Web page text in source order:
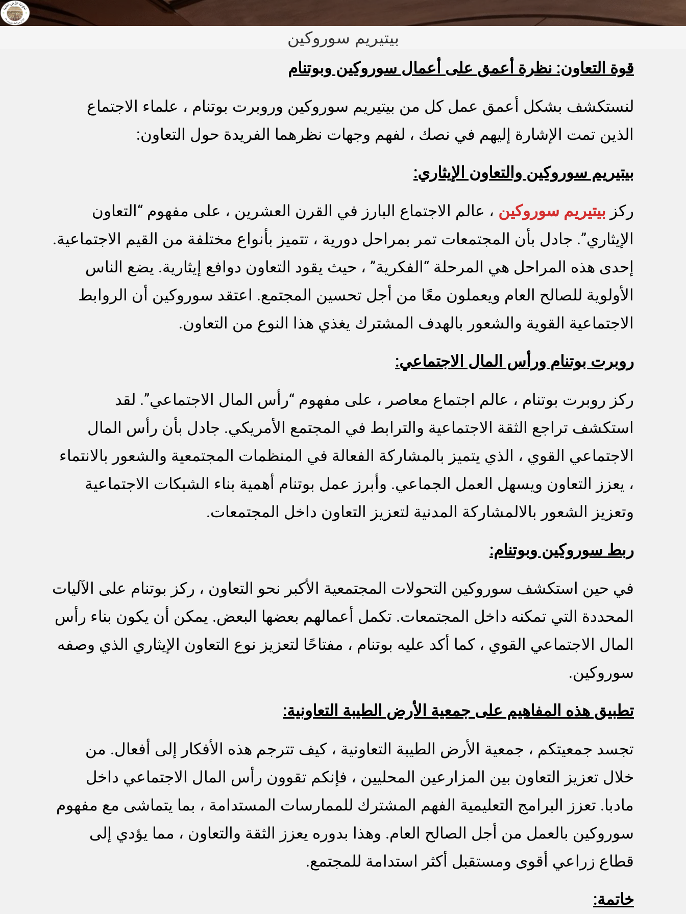
بيتيريم سوروكين
قوة التعاون: نظرة أعمق على أعمال سوروكين وبوتنام
لنستكشف بشكل أعمق عمل كل من بيتيريم سوروكين وروبرت بوتنام ، علماء الاجتماع
الذين تمت الإشارة إليهم في نصك ، لفهم وجهات نظرهما الفريدة حول التعاون:
بيتيريم سوروكين والتعاون الإيثاري:
ركز بيتيريم سوروكين ، عالم الاجتماع البارز في القرن العشرين ، على مفهوم “التعاون
الإيثاري”. جادل بأن المجتمعات تمر بمراحل دورية ، تتميز بأنواع مختلفة من القيم الاجتماعية.
إحدى هذه المراحل هي المرحلة “الفكرية” ، حيث يقود التعاون دوافع إيثارية. يضع الناس
الأولوية للصالح العام ويعملون معًا من أجل تحسين المجتمع. اعتقد سوروكين أن الروابط
الاجتماعية القوية والشعور بالهدف المشترك يغذي هذا النوع من التعاون.
روبرت بوتنام ورأس المال الاجتماعي:
ركز روبرت بوتنام ، عالم اجتماع معاصر ، على مفهوم “رأس المال الاجتماعي”. لقد
استكشف تراجع الثقة الاجتماعية والترابط في المجتمع الأمريكي. جادل بأن رأس المال
الاجتماعي القوي ، الذي يتميز بالمشاركة الفعالة في المنظمات المجتمعية والشعور بالانتماء
، يعزز التعاون ويسهل العمل الجماعي. وأبرز عمل بوتنام أهمية بناء الشبكات الاجتماعية
وتعزيز الشعور بالالمشاركة المدنية لتعزيز التعاون داخل المجتمعات.
ربط سوروكين وبوتنام:
في حين استكشف سوروكين التحولات المجتمعية الأكبر نحو التعاون ، ركز بوتنام على الآليات
المحددة التي تمكنه داخل المجتمعات. تكمل أعمالهم بعضها البعض. يمكن أن يكون بناء رأس
المال الاجتماعي القوي ، كما أكد عليه بوتنام ، مفتاحًا لتعزيز نوع التعاون الإيثاري الذي وصفه
سوروكين.
تطبيق هذه المفاهيم على جمعية الأرض الطيبة التعاونية:
تجسد جمعيتكم ، جمعية الأرض الطيبة التعاونية ، كيف تترجم هذه الأفكار إلى أفعال. من
خلال تعزيز التعاون بين المزارعين المحليين ، فإنكم تقوون رأس المال الاجتماعي داخل
مادبا. تعزز البرامج التعليمية الفهم المشترك للممارسات المستدامة ، بما يتماشى مع مفهوم
سوروكين بالعمل من أجل الصالح العام. وهذا بدوره يعزز الثقة والتعاون ، مما يؤدي إلى
قطاع زراعي أقوى ومستقبل أكثر استدامة للمجتمع.
خاتمة: